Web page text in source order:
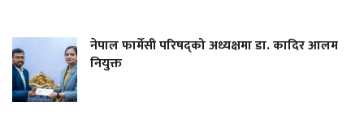
नेपाल फार्मेसी परिषद्को अध्यक्षमा डा. कादिर आलम
नियुक्त